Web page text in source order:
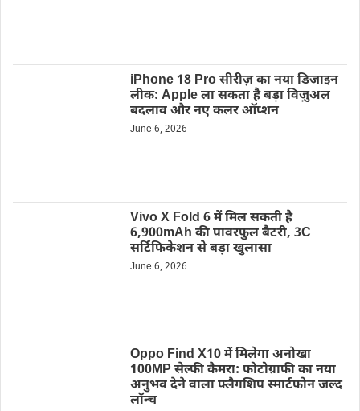
iPhone 18 Pro सीरीज़ का नया डिजाइन
लीक: Apple ला सकता है बड़ा विज़ुअल
बदलाव और नए कलर ऑप्शन
June 6, 2026
Vivo X Fold 6 में मिल सकती है
6,900mAh की पावरफुल बैटरी, 3C
सर्टिफिकेशन से बड़ा खुलासा
June 6, 2026
Oppo Find X10 में मिलेगा अनोखा
100MP सेल्फी कैमरा: फोटोग्राफी का नया
अनुभव देने वाला फ्लैगशिप स्मार्टफोन जल्द
लॉन्च